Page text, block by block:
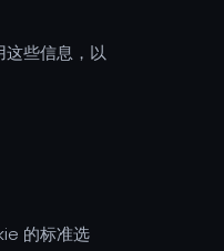
些信息，以
的标准选